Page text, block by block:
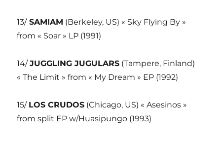
13/SAMIAM (Berkeley, US) « Sky Flying By »
from « Soar » LP (1991)
14/JUGGLING JUGULARS (Tampere, Finland)
« The Limit » from « My Dream » EP (1992)
15/ LOS CRUDOS (Chicago, US) « Asesinos »
from split EP w/Huasipungo (1993)